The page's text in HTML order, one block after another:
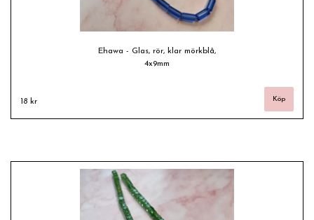
Ehawa - Glas, rör, klar mörkblå,
4x9mm
18 kr